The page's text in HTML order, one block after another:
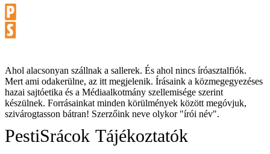
Ahol alacsonyan szállnak a sallerek. És ahol nincs íróasztalfiók.
Mert ami odakerülne, az itt megjelenik. Írásaink a közmegegyezéses
hazai sajtóetika és a Médiaalkotmány szellemisége szerint
készülnek. Forrásainkat minden körülmények között megóvjuk,
szivárogtasson bátran! Szerzőink neve olykor "írói név".
PestiSrácok Tájékoztatók